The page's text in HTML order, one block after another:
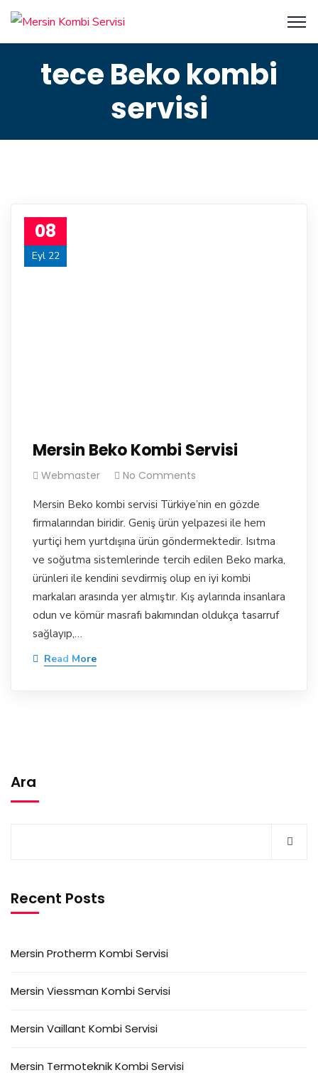
tece Beko kombi
servisi
08
Eyl 22
Mersin Beko Kombi Servisi
Webmaster No Comments
Mersin Beko kombi servisi Türkiye’nin en gözde
firmalarından biridir. Geniş ürün yelpazesi ile hem
yurtiçi hem yurtdışına ürün göndermektedir. Isıtma
ve soğutma sistemlerinde tercih edilen Beko marka,
ürünleri ile kendini sevdirmiş olup en iyi kombi
markaları arasında yer almıştır. Kış aylarında insanlara
odun ve kömür masrafı bakımından oldukça tasarruf
sağlayıp,…
Read More
Ara
Recent Posts
Mersin Protherm Kombi Servisi
Mersin Viessman Kombi Servisi
Mersin Vaillant Kombi Servisi
Mersin Termoteknik Kombi Servisi